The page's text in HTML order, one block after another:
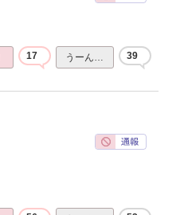
17 うーん… 39